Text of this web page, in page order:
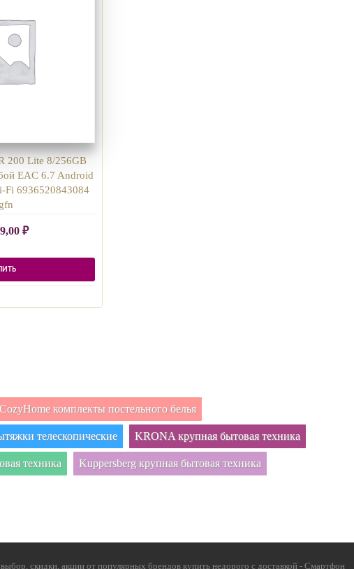
200 Lite 8/256GB
EAC 6.7 Android
Fi 6936520843084
₽
CozyHome комплекты постельного белья
телескопические KRONA крупная бытовая техника
техника Kuppersberg крупная бытовая техника
скидки, акции от популярных брендов купить недорого с доставкой - Смартфон